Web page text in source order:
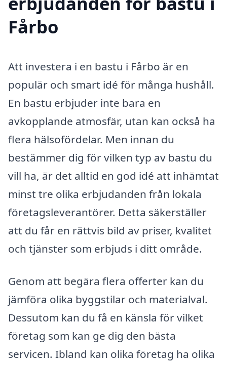
Fårbo
Att investera i en bastu i Fårbo är en
populär och smart idé för många hushåll.
En bastu erbjuder inte bara en
avkopplande atmosfär, utan kan också ha
flera hälsofördelar. Men innan du
bestämmer dig för vilken typ av bastu du
vill ha, är det alltid en god idé att inhämtat
minst tre olika erbjudanden från lokala
företagsleverantörer. Detta säkerställer
att du får en rättvis bild av priser, kvalitet
och tjänster som erbjuds i ditt område.
Genom att begära flera offerter kan du
jämföra olika byggstilar och materialval.
Dessutom kan du få en känsla för vilket
företag som kan ge dig den bästa
servicen. Ibland kan olika företag ha olika